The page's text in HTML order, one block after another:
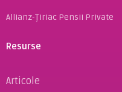
Allianz-Țiriac Pensii Private
Resurse
Articole